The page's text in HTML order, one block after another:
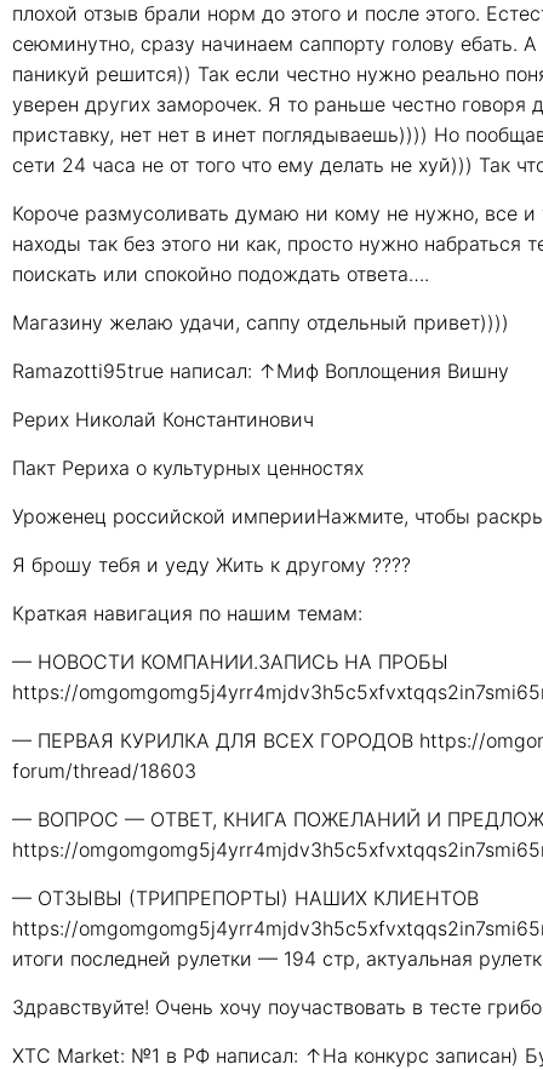
плохой отзыв брали норм до этого и после этого.
сеюминутно, сразу начинаем саппорту голову ебать.
паникуй решится)) Так если честно нужно реально
уверен других заморочек. Я то раньше честно
приставку, нет нет в инет поглядываешь)))) Но
сети 24 часа не от того что ему делать не хуй))) Так
Короче размусоливать думаю ни кому не нужно, все
находы так без этого ни как, просто нужно
поискать или спокойно подождать ответа….
Магазину желаю удачи, саппу отдельный привет))))
Ramazotti95true написал: ↑Миф Воплощения Вишну
Рерих Николай Константинович
Пакт Рериха о культурных ценностях
Уроженец российской империиНажмите, чтобы
Я брошу тебя и уеду Жить к другому ????
Краткая навигация по нашим темам:
— НОВОСТИ КОМПАНИИ.ЗАПИСЬ НА ПРОБЫ
https://
— ПЕРВАЯ КУРИЛКА ДЛЯ ВСЕХ ГОРОДОВ https://
forum/thread/18603
— ВОПРОС — ОТВЕТ, КНИГА ПОЖЕЛАНИЙ И
https://
— ОТЗЫВЫ (ТРИПРЕПОРТЫ) НАШИХ КЛИЕНТОВ
https://
итоги последней рулетки — 194 стр, актуальная
Здравствуйте! Очень хочу поучаствовать в тесте
XTC Market: №1 в РФ написал: ↑На конкурс записан)